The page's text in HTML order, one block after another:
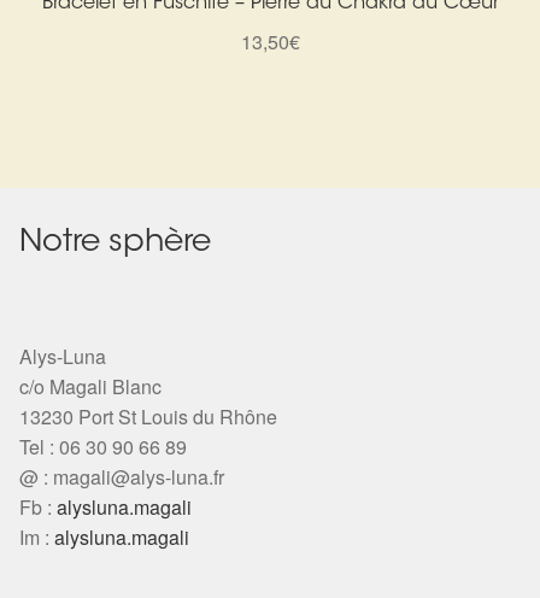
13,50€
Notre sphère
Alys-Luna
c/o Magali Blanc
13230 Port St Louis du Rhône
Tel : 06 30 90 66 89
@ : magali@alys-luna.fr
Fb : alysluna.magali
Im : alysluna.magali